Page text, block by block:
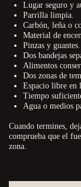
Lugar seguro y
Parrilla limpia.
Carbón, leña o
Material de
Pinzas y guantes.
Dos bandejas
Alimentos
Dos zonas de
Espacio libre en
Tiempo
Agua o medios
Cuando termines,
comprueba que el
zona.